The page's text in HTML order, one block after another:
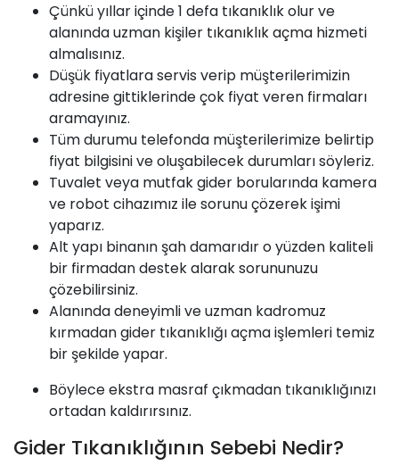
Çünkü yıllar içinde 1 defa tıkanıklık olur ve
alanında uzman kişiler tıkanıklık açma hizmeti
almalısınız.
Düşük fiyatlara servis verip müşterilerimizin
adresine gittiklerinde çok fiyat veren firmaları
aramayınız.
Tüm durumu telefonda müşterilerimize belirtip
fiyat bilgisini ve oluşabilecek durumları söyleriz.
Tuvalet veya mutfak gider borularında kamera
ve robot cihazımız ile sorunu çözerek işimi
yaparız.
Alt yapı binanın şah damarıdır o yüzden kaliteli
bir firmadan destek alarak sorununuzu
çözebilirsiniz.
Alanında deneyimli ve uzman kadromuz
kırmadan gider tıkanıklığı açma işlemleri temiz
bir şekilde yapar.
Böylece ekstra masraf çıkmadan tıkanıklığınızı
ortadan kaldırırsınız.
Gider Tıkanıklığının Sebebi Nedir?